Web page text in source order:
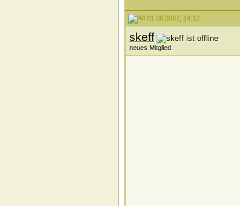
01.08.2007, 14:12
skeff
neues Mitglied